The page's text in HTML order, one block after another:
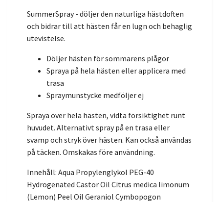
SummerSpray - döljer den naturliga hästdoften
och bidrar till att hästen får en lugn och behaglig
utevistelse.
Döljer hästen för sommarens plågor
Spraya på hela hästen eller applicera med
trasa
Spraymunstycke medföljer ej
Spraya över hela hästen, vidta försiktighet runt
huvudet. Alternativt spray på en trasa eller
svamp och stryk över hästen. Kan också användas
på täcken. Omskakas före användning.
Innehåll: Aqua Propylenglykol PEG-40
Hydrogenated Castor Oil Citrus medica limonum
(Lemon) Peel Oil Geraniol Cymbopogon